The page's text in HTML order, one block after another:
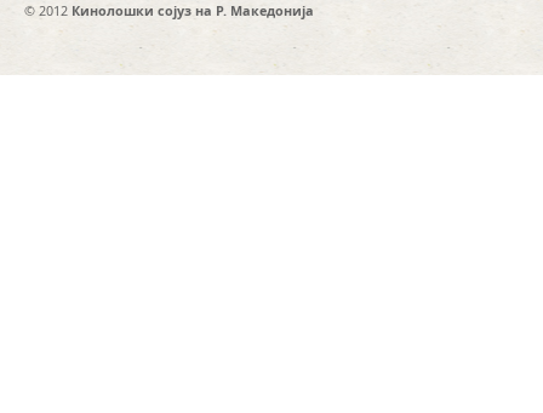
© 2012 Кинолошки сојуз на Р. Македонија